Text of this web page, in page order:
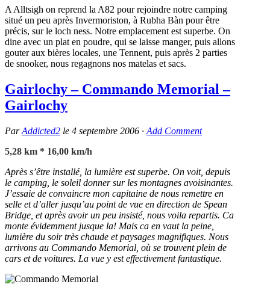
A Alltsigh on reprend la A82 pour rejoindre notre camping
situé un peu après Invermoriston, à Rubha Bàn pour être
précis, sur le loch ness. Notre emplacement est superbe. On
dine avec un plat en poudre, qui se laisse manger, puis allons
gouter aux bières locales, une Tennent, puis après 2 parties
de snooker, nous regagnons nos matelas et sacs.
Gairlochy – Commando Memorial –
Gairlochy
ParAddicted2 le 4 septembre 2006 · Add Comment
5,28 km * 16,00 km/h
Après s’être installé, la lumière est superbe. On voit, depuis
le camping, le soleil donner sur les montagnes avoisinantes.
J’essaie de convaincre mon capitaine de nous remettre en
selle et d’aller jusqu’au point de vue en direction de Spean
Bridge, et après avoir un peu insisté, nous voila repartis. Ca
monte évidemment jusque la! Mais ca en vaut la peine,
lumière du soir très chaude et paysages magnifiques. Nous
arrivons au Commando Memorial, où se trouvent plein de
cars et de voitures. La vue y est effectivement fantastique.